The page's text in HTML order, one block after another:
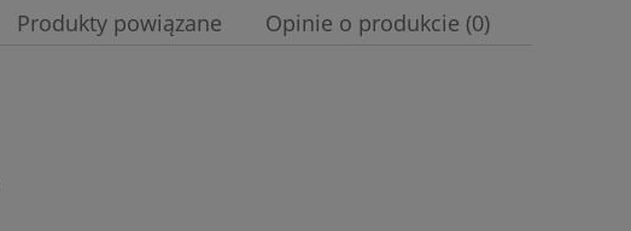
Produkty powiązane Opinie o produkcie (0)